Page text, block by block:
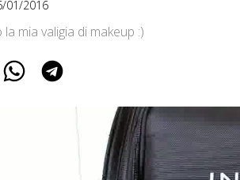
01/2016
mia valigia di makeup :)